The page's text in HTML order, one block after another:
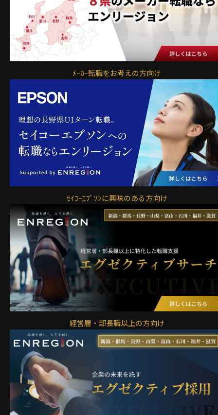
ﾒｰｶｰ転職をお考えの方向け
ｾｲｺｰｴﾌﾟｿﾝに興味のある方向け
経営層・部長職以上の方向け